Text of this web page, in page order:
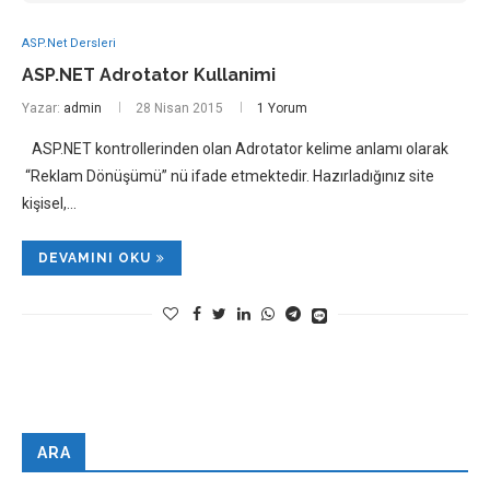
ASP.Net Dersleri
ASP.NET Adrotator Kullanimi
Yazar: admin 28 Nisan 2015 1 Yorum
ASP.NET kontrollerinden olan Adrotator kelime anlamı olarak
“Reklam Dönüşümü” nü ifade etmektedir. Hazırladığınız site
kişisel,…
DEVAMINI OKU
ARA